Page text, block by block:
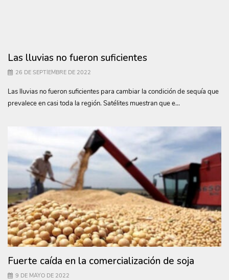
Las lluvias no fueron suficientes
26 DE SEPTIEMBRE DE 2022
Las lluvias no fueron suficientes para cambiar la condición de sequía que
prevalece en casi toda la región. Satélites muestran que e...
Fuerte caída en la comercialización de soja
9 DE MAYO DE 2022